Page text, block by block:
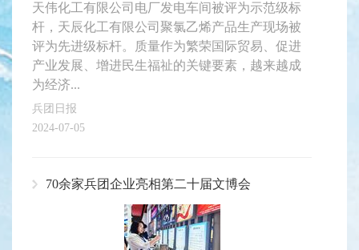
天伟化工有限公司电厂发电车间被评为示范级标
杆，天辰化工有限公司聚氯乙烯产品生产现场被
评为先进级标杆。质量作为繁荣国际贸易、促进
产业发展、增进民生福祉的关键要素，越来越成
为经济...
兵团日报
2024-07-05
70余家兵团企业亮相第二十届文博会